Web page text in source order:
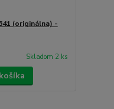
(originálna) -
Skladom 2 ks